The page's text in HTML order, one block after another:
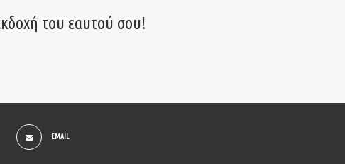
του εαυτού σου!
EMAIL